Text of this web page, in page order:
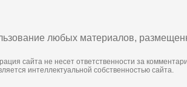
любых материалов,
сайта не несет ответственности за
интеллектуальной собственностью сайта.